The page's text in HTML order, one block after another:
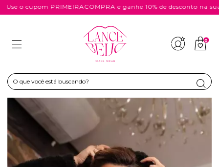
o cupom PRIMEIRACOMPRA e ganhe 10% de desconto na sua
0